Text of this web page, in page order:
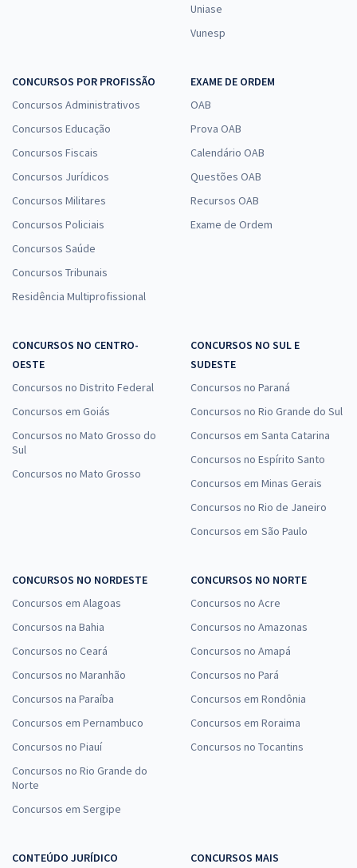
Uniase
Vunesp
CONCURSOS POR PROFISSÃO
Concursos Administrativos
Concursos Educação
Concursos Fiscais
Concursos Jurídicos
Concursos Militares
Concursos Policiais
Concursos Saúde
Concursos Tribunais
Residência Multiprofissional
EXAME DE ORDEM
OAB
Prova OAB
Calendário OAB
Questões OAB
Recursos OAB
Exame de Ordem
CONCURSOS NO CENTRO-
OESTE
Concursos no Distrito Federal
Concursos em Goiás
Concursos no Mato Grosso do
Sul
Concursos no Mato Grosso
CONCURSOS NO SUL E
SUDESTE
Concursos no Paraná
Concursos no Rio Grande do Sul
Concursos em Santa Catarina
Concursos no Espírito Santo
Concursos em Minas Gerais
Concursos no Rio de Janeiro
Concursos em São Paulo
CONCURSOS NO NORDESTE
Concursos em Alagoas
Concursos na Bahia
Concursos no Ceará
Concursos no Maranhão
Concursos na Paraíba
Concursos em Pernambuco
Concursos no Piauí
Concursos no Rio Grande do
Norte
Concursos em Sergipe
CONCURSOS NO NORTE
Concursos no Acre
Concursos no Amazonas
Concursos no Amapá
Concursos no Pará
Concursos em Rondônia
Concursos em Roraima
Concursos no Tocantins
CONTEÚDO JURÍDICO
CONCURSOS MAIS